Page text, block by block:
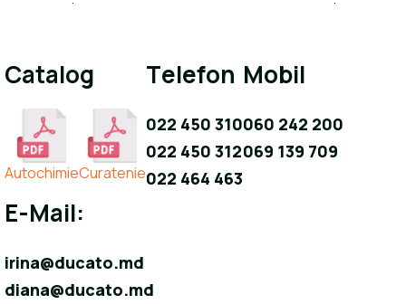
Catalog
AutochimieCuratenie
Telefon
022 450 310
022 450 312
022 464 463
Mobil
060 242 200
069 139 709
E-Mail:
irina@ducato.md
diana@ducato.md